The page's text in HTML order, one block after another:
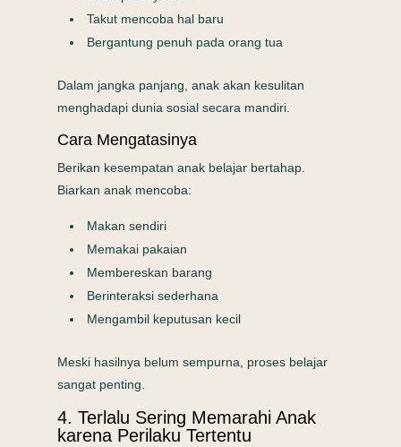
Takut mencoba hal baru
Bergantung penuh pada orang tua
Dalam jangka panjang, anak akan kesulitan
menghadapi dunia sosial secara mandiri.
Cara Mengatasinya
Berikan kesempatan anak belajar bertahap.
Biarkan anak mencoba:
Makan sendiri
Memakai pakaian
Membereskan barang
Berinteraksi sederhana
Mengambil keputusan kecil
Meski hasilnya belum sempurna, proses belajar
sangat penting.
4. Terlalu Sering Memarahi Anak
karena Perilaku Tertentu